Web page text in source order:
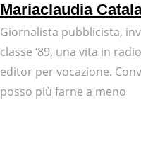
Mariaclaudia
Giornalista pubblicista,
classe ‘89, una vita in
editor per vocazione.
posso più farne a meno